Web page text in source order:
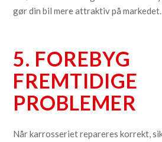
gør din bil mere attraktiv på markedet.
5. FOREBYG
FREMTIDIGE
PROBLEMER
Når karrosseriet repareres korrekt,